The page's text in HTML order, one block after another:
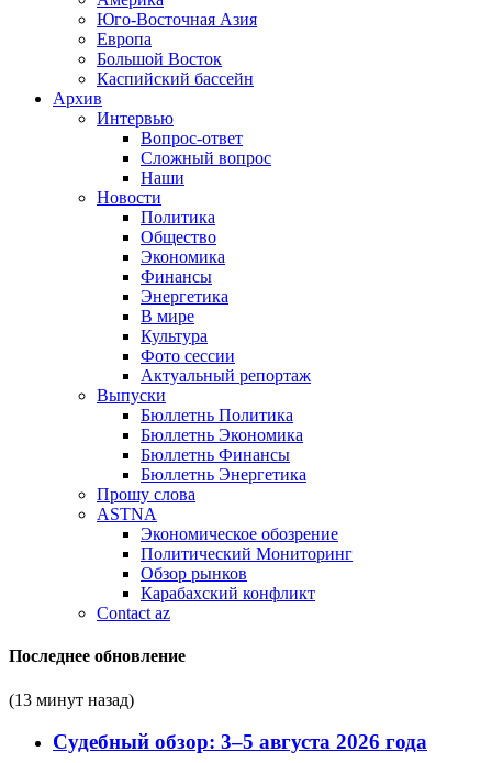
Юго-Восточная Азия
Европа
Большой Восток
Каспийский бассейн
Архив
Интервью
Вопрос-ответ
Сложный вопрос
Наши
Новости
Политика
Общество
Экономика
Финансы
Энергетика
В мире
Культура
Фото сессии
Актуальный репортаж
Выпуски
Бюллетнь Политика
Бюллетнь Экономика
Бюллетнь Финансы
Бюллетнь Энергетика
Прошу слова
ASTNA
Экономическое обозрение
Политический Мониторинг
Обзор рынков
Карабахский конфликт
Contact az
Последнее обновление
(13 минут назад)
Судебный обзор: 3–5 августа 2026 года